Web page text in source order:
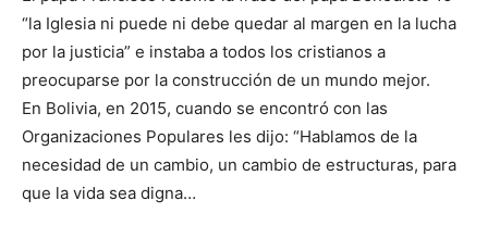
“la Iglesia ni puede ni debe quedar al margen en la lucha
por la justicia” e instaba a todos los cristianos a
preocuparse por la construcción de un mundo mejor.
En Bolivia, en 2015, cuando se encontró con las
Organizaciones Populares les dijo: “Hablamos de la
necesidad de un cambio, un cambio de estructuras, para
que la vida sea digna…